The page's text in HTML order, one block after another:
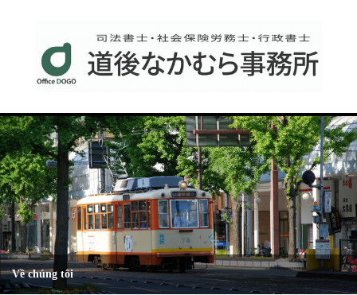
Về chúng tôi